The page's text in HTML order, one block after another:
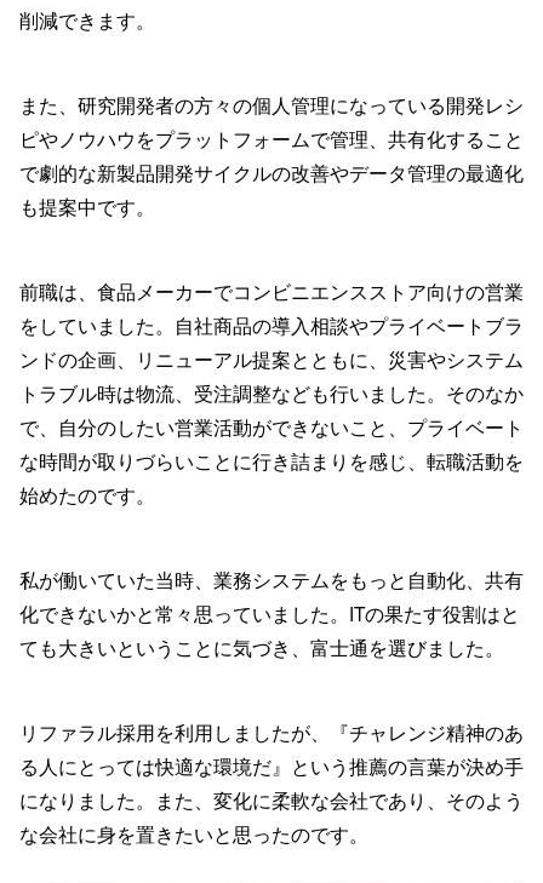
削減できます。
また、研究開発者の方々の個人管理になっている開発レシ
ピやノウハウをプラットフォームで管理、共有化すること
で劇的な新製品開発サイクルの改善やデータ管理の最適化
も提案中です。
前職は、食品メーカーでコンビニエンスストア向けの営業
をしていました。自社商品の導入相談やプライベートブラ
ンドの企画、リニューアル提案とともに、災害やシステム
トラブル時は物流、受注調整なども行いました。そのなか
で、自分のしたい営業活動ができないこと、プライベート
な時間が取りづらいことに行き詰まりを感じ、転職活動を
始めたのです。
私が働いていた当時、業務システムをもっと自動化、共有
化できないかと常々思っていました。ITの果たす役割はと
ても大きいということに気づき、富士通を選びました。
リファラル採用を利用しましたが、『チャレンジ精神のあ
る人にとっては快適な環境だ』という推薦の言葉が決め手
になりました。また、変化に柔軟な会社であり、そのよう
な会社に身を置きたいと思ったのです。